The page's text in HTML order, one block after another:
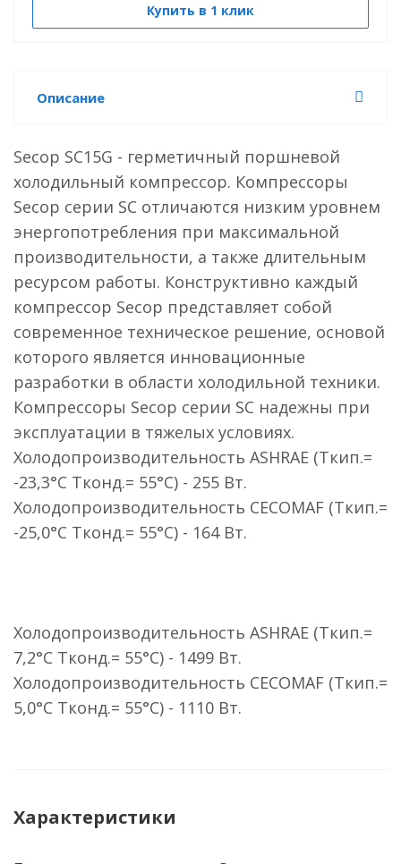
Купить в 1 клик
Описание
Secop SC15G - герметичный поршневой
холодильный компрессор. Компрессоры
Secop серии SC отличаются низким уровнем
энергопотребления при максимальной
производительности, а также длительным
ресурсом работы. Конструктивно каждый
компрессор Secop представляет собой
современное техническое решение, основой
которого является инновационные
разработки в области холодильной техники.
Компрессоры Secop серии SC надежны при
эксплуатации в тяжелых условиях.
Холодопроизводительность ASHRAE (Ткип.=
-23,3°C Тконд.= 55°C) - 255 Вт.
Холодопроизводительность CECOMAF (Ткип.=
-25,0°C Тконд.= 55°C) - 164 Вт.
Холодопроизводительность ASHRAE (Ткип.=
7,2°C Тконд.= 55°C) - 1499 Вт.
Холодопроизводительность CECOMAF (Ткип.=
5,0°C Тконд.= 55°C) - 1110 Вт.
Характеристики